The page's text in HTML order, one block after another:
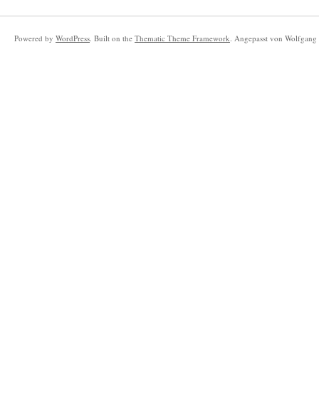
Powered by WordPress. Built on the Thematic Theme Framework. Angepasst von